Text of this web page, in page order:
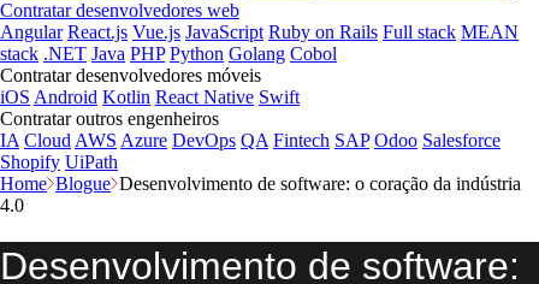
Contratar desenvolvedores web
Angular React.js Vue.js JavaScript Ruby on Rails Full stack MEAN
stack .NET Java PHP Python Golang Cobol
Contratar desenvolvedores móveis
iOS Android Kotlin React Native Swift
Contratar outros engenheiros
IA Cloud AWS Azure DevOps QA Fintech SAP Odoo Salesforce
Shopify UiPath
Home Blogue Desenvolvimento de software: o coração da indústria
4.0
Desenvolvimento de software: